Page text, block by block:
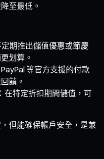
至最低。
期推出儲值優惠或節慶
划算。
等官方支援的付款
饋。
在特定折扣期間儲值，可
但能確保帳戶安全，是兼